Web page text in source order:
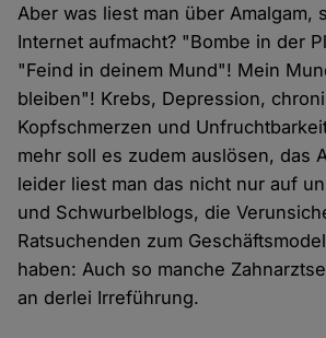
Aber was liest man über Amalgam,
Internet aufmacht? "Bombe in der
"Feind in deinem Mund"! Mein
bleiben"! Krebs, Depression,
Kopfschmerzen und
mehr soll es zudem auslösen, das
leider liest man das nicht nur auf
und Schwurbelblogs, die
Ratsuchenden zum
haben: Auch so manche
an derlei Irreführung.